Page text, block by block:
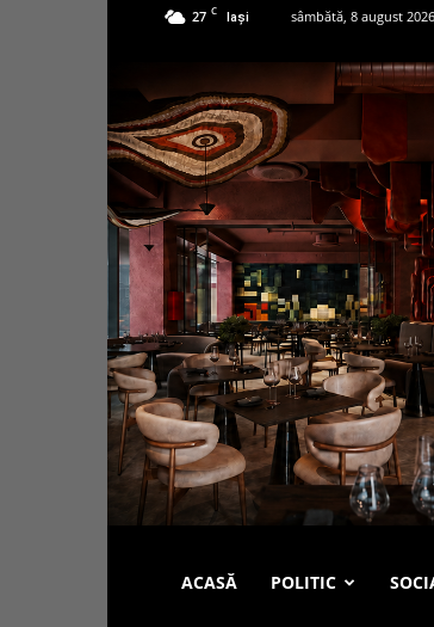
27 C Iași sâmbătă, 8 august 2026
ACASĂ POLITIC